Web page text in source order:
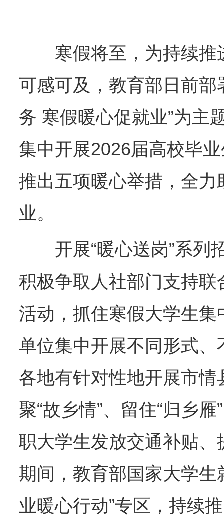
寒假将至，为持续推
可感可及，教育部日前部
务 寒假暖心促就业”为主
集中开展2026届高校毕
推出五项暖心举措，全
业。
开展“暖心送岗”系列
积极争取人社部门支持
活动，抓住寒假大学生
单位集中开展不同形式
各地有针对性地开展市
聚“故乡情”、留住“归乡
职大学生发放交通补贴
期间，教育部国家大学生
业暖心行动”专区，持续